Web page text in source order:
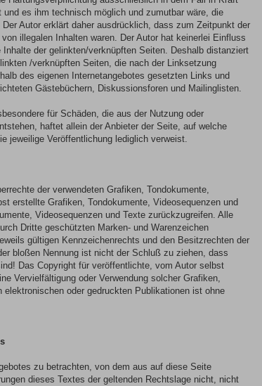
es ihm technisch möglich und zumutbar wäre, die
Autor erklärt daher ausdrücklich, dass zum Zeitpunkt der
illegalen Inhalten waren. Der Autor hat keinerlei Einfluss
der gelinkten/verknüpften Seiten. Deshalb distanziert
/verknüpften Seiten, die nach der Linksetzung
des eigenen Internetangebotes gesetzten Links und
Gästebüchern, Diskussionsforen und Mailinglisten.
für Schäden, die aus der Nutzung oder
haftet allein der Anbieter der Seite, auf welche
jeweilige Veröffentlichung lediglich verweist.
der verwendeten Grafiken, Tondokumente,
erstellte Grafiken, Tondokumente, Videosequenzen und
Videosequenzen und Texte zurückzugreifen. Alle
Dritte geschützten Marken- und Warenzeichen
gültigen Kennzeichenrechts und den Besitzrechten der
bloßen Nennung ist nicht der Schluß zu ziehen, dass
Das Copyright für veröffentlichte, vom Autor selbst
Vervielfältigung oder Verwendung solcher Grafiken,
oder gedruckten Publikationen ist ohne
zu betrachten, von dem aus auf diese Seite
dieses Textes der geltenden Rechtslage nicht, nicht